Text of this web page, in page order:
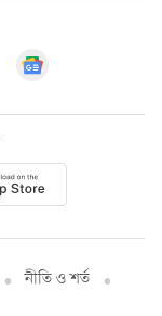
নীতি ও শর্ত